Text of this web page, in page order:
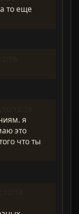
то еще
я
это
что ты